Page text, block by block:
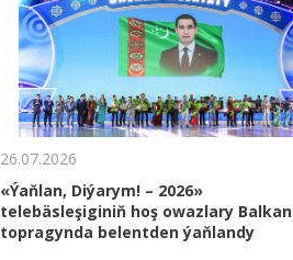
26.07.2026
«Ýaňlan, Diýarym! – 2026»
telebäsleşiginiň hoş owazlary Balkan
topragynda belentden ýaňlandy